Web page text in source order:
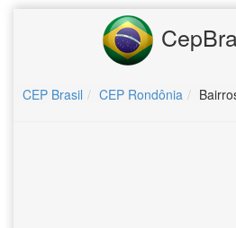
CEP Brasil CEP Rondônia